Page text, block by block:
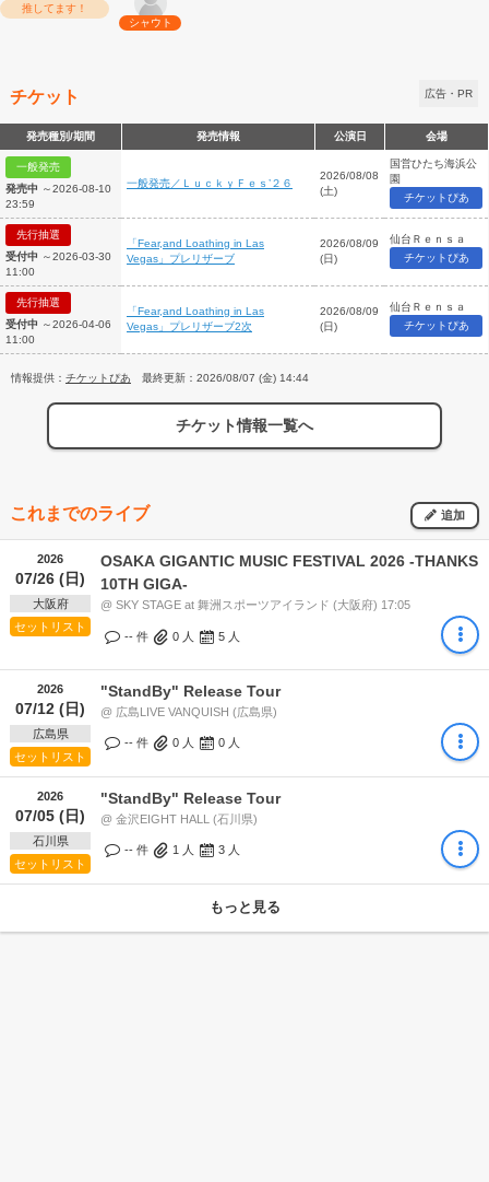
推してます！
シャウト
チケット 広告・PR
発売種別/期間 発売情報 公演日 会場
一般発売
発売中 ～2026-08-10
23:59
一般発売／ＬｕｃｋｙＦｅｓ’２６
2026/08/08
(土)
国営ひたち海浜公
園
チケットぴあ
先行抽選
受付中 ～2026-03-30
11:00
「Fear,and Loathing in Las
Vegas」プレリザーブ
2026/08/09
(日)
仙台Ｒｅｎｓａ
チケットぴあ
先行抽選
受付中 ～2026-04-06
11:00
「Fear,and Loathing in Las
Vegas」プレリザーブ2次
2026/08/09
(日)
仙台Ｒｅｎｓａ
チケットぴあ
情報提供： チケットぴあ 最終更新：2026/08/07 (金) 14:44
チケット情報一覧へ
これまでのライブ 追加
2026
07/26 (日)
大阪府
セットリスト
OSAKA GIGANTIC MUSIC FESTIVAL 2026 -THANKS
10TH GIGA-
@ SKY STAGE at 舞洲スポーツアイランド (大阪府) 17:05
-- 件 0 人 5 人
2026
07/12 (日)
広島県
セットリスト
"StandBy" Release Tour
@ 広島LIVE VANQUISH (広島県)
-- 件 0 人 0 人
2026
07/05 (日)
石川県
セットリスト
"StandBy" Release Tour
@ 金沢EIGHT HALL (石川県)
-- 件 1 人 3 人
もっと見る